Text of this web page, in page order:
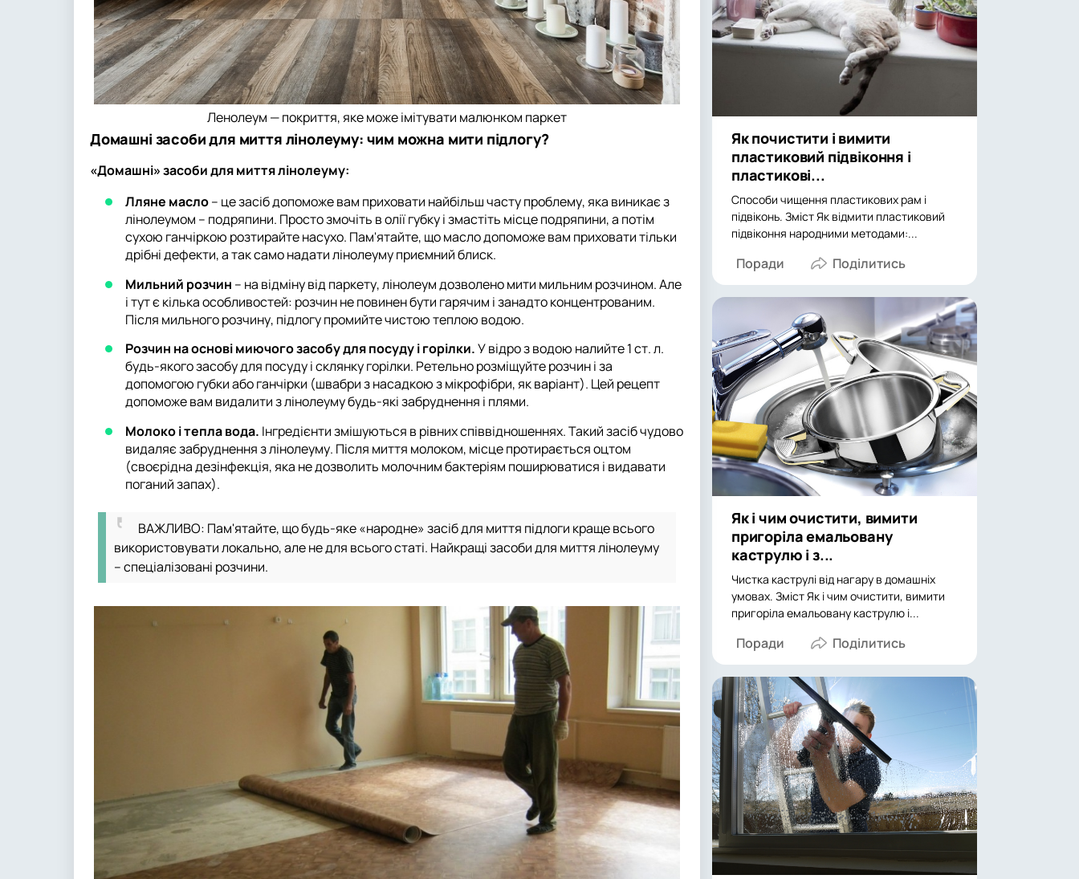
Ленолеум — покриття, яке може імітувати малюнком паркет
Домашні засоби для миття лінолеуму: чим можна мити підлогу?
«Домашні» засоби для миття лінолеуму:
Лляне масло– це засіб допоможе вам приховати найбільш часту проблему, яка виникає з
лінолеумом – подряпини. Просто змочіть в олії губку і змастіть місце подряпини, а потім
сухою ганчіркою розтирайте насухо. Пам'ятайте, що масло допоможе вам приховати тільки
дрібні дефекти, а так само надати лінолеуму приємний блиск.
Мильний розчин – на відміну від паркету, лінолеум дозволено мити мильним розчином. Але
і тут є кілька особливостей: розчин не повинен бути гарячим і занадто концентрованим.
Після мильного розчину, підлогу промийте чистою теплою водою.
Розчин на основі миючого засобу для посуду і горілки.У відро з водою налийте 1 ст. л.
будь-якого засобу для посуду і склянку горілки. Ретельно розміщуйте розчин і за
допомогою губки або ганчірки (швабри з насадкою з мікрофібри, як варіант). Цей рецепт
допоможе вам видалити з лінолеуму будь-які забруднення і плями.
Молоко і тепла вода. Інгредієнти змішуються в рівних співвідношеннях. Такий засіб чудово
видаляє забруднення з лінолеуму. Після миття молоком, місце протирається оцтом
(своєрідна дезінфекція, яка не дозволить молочним бактеріям поширюватися і видавати
поганий запах).
ВАЖЛИВО: Пам'ятайте, що будь-яке «народне» засіб для миття підлоги краще всього
використовувати локально, але не для всього статі. Найкращі засоби для миття лінолеуму
– спеціалізовані розчини.
Як почистити і вимити
пластиковий підвіконня і
пластикові...
Способи чищення пластикових рам і
підвіконь. Зміст Як відмити пластиковий
підвіконня народними методами:...
Поради
Як і чим очистити, вимити
пригоріла емальовану
каструлю і з...
Чистка каструлі від нагару в домашніх
умовах. Зміст Як і чим очистити, вимити
пригоріла емальовану каструлю і...
Поради